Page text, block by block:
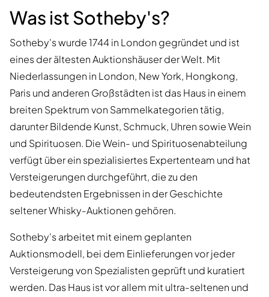
Was ist Sotheby's?
Sotheby's wurde 1744 in London gegründet und ist
eines der ältesten Auktionshäuser der Welt. Mit
Niederlassungen in London, New York, Hongkong,
Paris und anderen Großstädten ist das Haus in einem
breiten Spektrum von Sammelkategorien tätig,
darunter Bildende Kunst, Schmuck, Uhren sowie Wein
und Spirituosen. Die Wein- und Spirituosenabteilung
verfügt über ein spezialisiertes Expertenteam und hat
Versteigerungen durchgeführt, die zu den
bedeutendsten Ergebnissen in der Geschichte
seltener Whisky-Auktionen gehören.
Sotheby's arbeitet mit einem geplanten
Auktionsmodell, bei dem Einlieferungen vor jeder
Versteigerung von Spezialisten geprüft und kuratiert
werden. Das Haus ist vor allem mit ultra-seltenen und